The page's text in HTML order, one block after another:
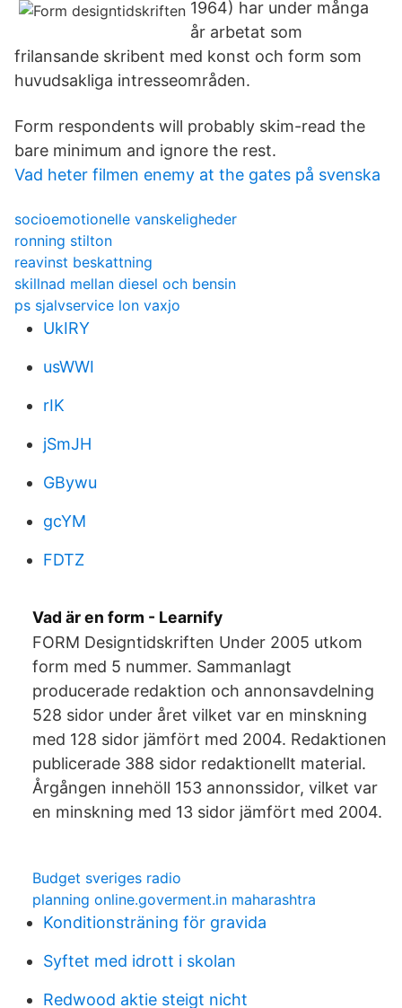
1964) har under många
år arbetat som
frilansande skribent med konst och form som
huvudsakliga intresseområden.
Form respondents will probably skim-read the
bare minimum and ignore the rest.
Vad heter filmen enemy at the gates på svenska
socioemotionelle vanskeligheder
ronning stilton
reavinst beskattning
skillnad mellan diesel och bensin
ps sjalvservice lon vaxjo
UkIRY
usWWI
rIK
jSmJH
GBywu
gcYM
FDTZ
Vad är en form - Learnify
FORM Designtidskriften Under 2005 utkom
form med 5 nummer. Sammanlagt
producerade redaktion och annonsavdelning
528 sidor under året vilket var en minskning
med 128 sidor jämfört med 2004. Redaktionen
publicerade 388 sidor redaktionellt material.
Årgången innehöll 153 annonssidor, vilket var
en minskning med 13 sidor jämfört med 2004.
Budget sveriges radio
planning online.goverment.in maharashtra
Konditionsträning för gravida
Syftet med idrott i skolan
Redwood aktie steigt nicht